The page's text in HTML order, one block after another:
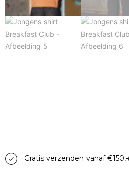
Gratis verzenden vanaf €150,-